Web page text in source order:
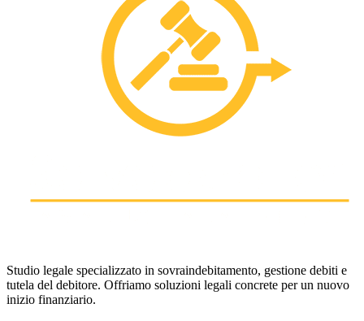
Studio legale specializzato in sovraindebitamento, gestione debiti e
tutela del debitore. Offriamo soluzioni legali concrete per un nuovo
inizio finanziario.